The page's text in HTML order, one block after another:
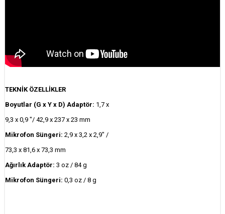
TEKNİK ÖZELLİKLER
Boyutlar (G x Y x D) Adaptör: 1,7 x
9,3 x 0,9 "/ 42,9 x 237 x 23 mm
Mikrofon Süngeri: 2,9 x 3,2 x 2,9" /
73,3 x 81,6 x 73,3 mm
Ağırlık Adaptör: 3 oz / 84 g
Mikrofon Süngeri: 0,3 oz / 8 g